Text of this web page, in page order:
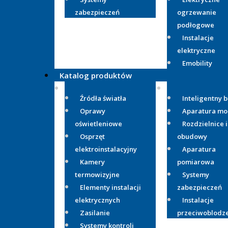
zabezpieczeń
ogrzewanie
podłogowe
Instalacje
elektryczne
Emobility
Katalog produktów
Źródła światła
Oprawy
oświetleniowe
Osprzęt
elektroinstalacyjny
Kamery
termowizyjne
Elementy instalacji
elektrycznych
Zasilanie
Systemy kontroli
Inteligentny
Aparatura
Rozdzielnice i
obudowy
Aparatura
pomiarowa
Systemy
zabezpieczeń
Instalacje